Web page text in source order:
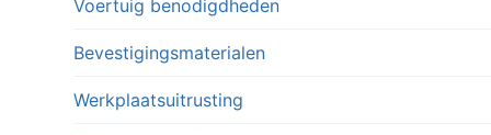
Voertuig benodigdheden
Bevestigingsmaterialen
Werkplaatsuitrusting